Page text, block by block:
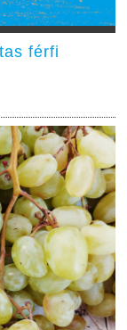
férfi